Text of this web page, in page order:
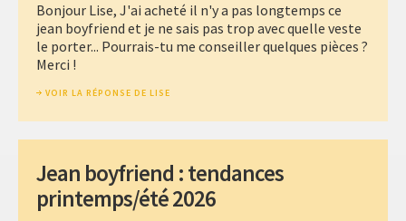
Bonjour Lise, J'ai acheté il n'y a pas longtemps ce
jean boyfriend et je ne sais pas trop avec quelle veste
le porter... Pourrais-tu me conseiller quelques pièces ?
Merci !
VOIR LA RÉPONSE DE LISE
Jean boyfriend : tendances
printemps/été 2026